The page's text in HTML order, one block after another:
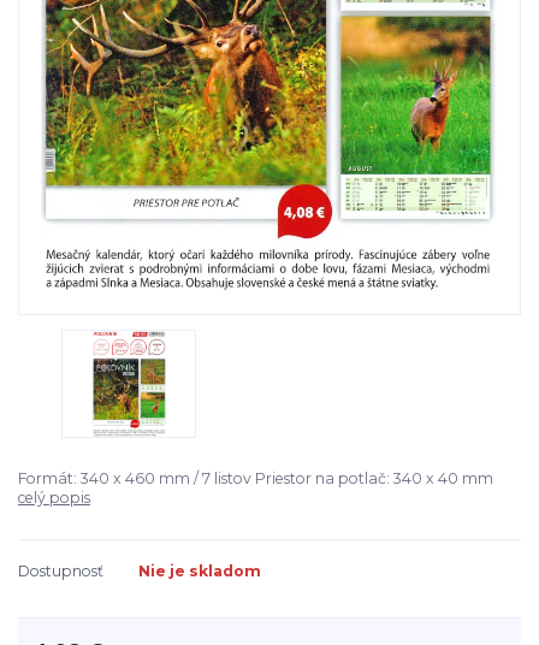
Formát: 340 x 460 mm / 7 listov Priestor na potlač: 340 x 40 mm
celý popis
Dostupnosť Nie je skladom